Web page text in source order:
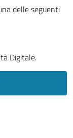
delle seguenti
Digitale.